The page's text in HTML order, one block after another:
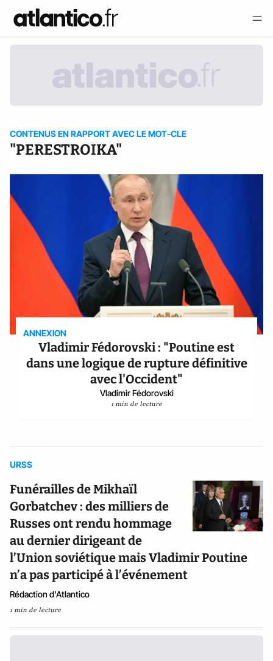
CONTENUS EN RAPPORT AVEC LE MOT-CLE
"PERESTROIKA"
ANNEXION
Vladimir Fédorovski : "Poutine est
dans une logique de rupture définitive
avec l'Occident"
Vladimir Fédorovski
1 min de lecture
URSS
Funérailles de Mikhaïl
Gorbatchev : des milliers de
Russes ont rendu hommage
au dernier dirigeant de
l’Union soviétique mais Vladimir Poutine
n’a pas participé à l’événement
Rédaction d'Atlantico
1 min de lecture